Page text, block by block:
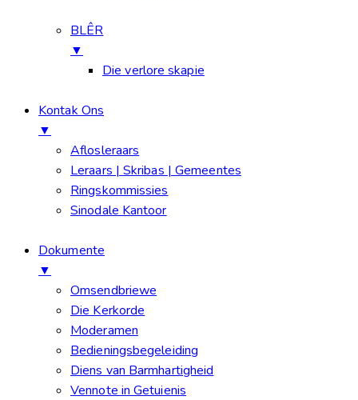
BLÊR
▼
Die verlore skapie
Kontak Ons
▼
Aflosleraars
Leraars | Skribas | Gemeentes
Ringskommissies
Sinodale Kantoor
Dokumente
▼
Omsendbriewe
Die Kerkorde
Moderamen
Bedieningsbegeleiding
Diens van Barmhartigheid
Vennote in Getuienis